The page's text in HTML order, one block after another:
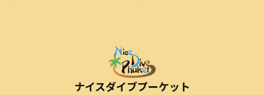
ナイスダイブプーケット